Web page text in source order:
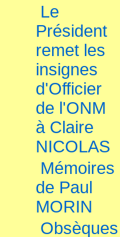
Le
Président
remet les
insignes
d'Officier
de l'ONM
à Claire
NICOLAS
Mémoires
de Paul
MORIN
Obsèques